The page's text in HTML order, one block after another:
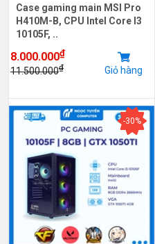
Case gaming main MSI Pro
H410M-B, CPU Intel Core I3
10105F, ..
8.000.000₫
11.500.000₫ Giỏ hàng
-30%